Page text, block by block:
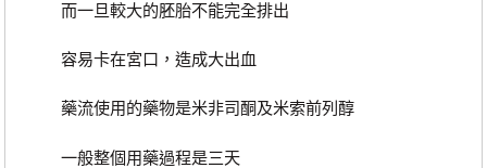
而一旦較大的胚胎不能完全排出
容易卡在宮口，造成大出血
藥流使用的藥物是米非司酮及米索前列醇
一般整個用藥過程是三天